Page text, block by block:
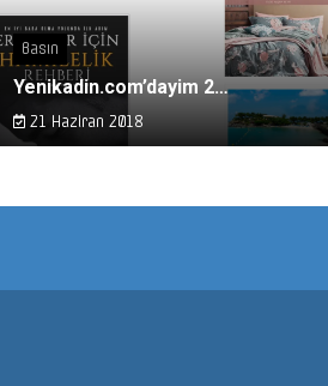
Basın
Yenikadin.com’dayim 2…
21 Haziran 2018